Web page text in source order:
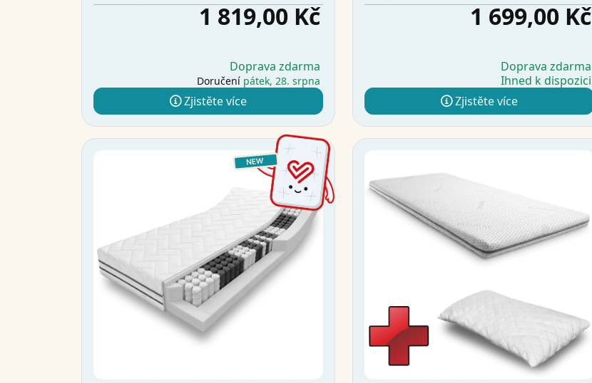
1 819,00 Kč
Doprava zdarma
Doručení pátek, 28. srpna
Zjistěte více
1 699,00 Kč
Doprava zdarma
Ihned k dispozici
Zjistěte více